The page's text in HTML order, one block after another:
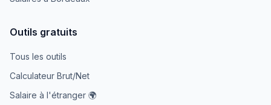
Outils gratuits
Tous les outils
Calculateur Brut/Net
Salaire à l'étranger 🌍